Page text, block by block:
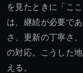
を見たときに「こ
は、継続が必要で
さ、更新の丁寧さ
の対応。こうした
える。